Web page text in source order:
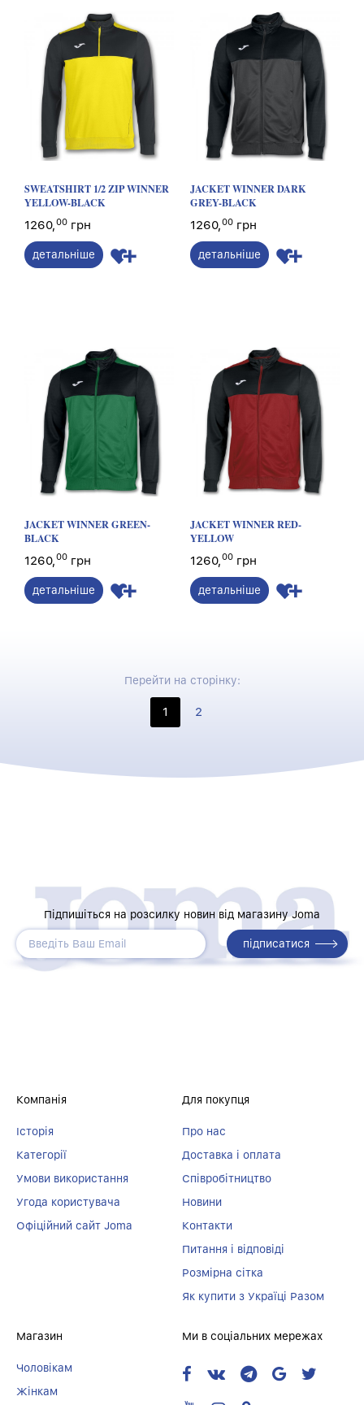
SWEATSHIRT 1/2 ZIP WINNER
YELLOW-BLACK
1260,00 грн
детальніше
JACKET WINNER DARK
GREY-BLACK
1260,00 грн
детальніше
JACKET WINNER GREEN-
BLACK
1260,00 грн
детальніше
JACKET WINNER RED-
YELLOW
1260,00 грн
детальніше
Перейти на сторінку:
1 2
Підпишіться на розсилку новин від магазину Joma
Компанія
Історія
Категорії
Умови використання
Угода користувача
Офіційний сайт Joma
Для покупця
Про нас
Доставка і оплата
Співробітництво
Новини
Контакти
Питання і відповіді
Розмірна сітка
Як купити з Україці Разом
Магазин
Чоловікам
Жінкам
Ми в соціальних мережах